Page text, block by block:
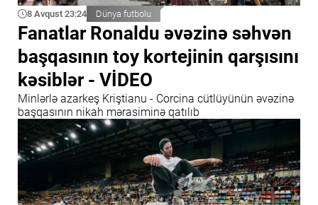
8 Avqust 23:24 Dünya futbolu
Fanatlar Ronaldu əvəzinə səhvən
başqasının toy kortejinin qarşısını
kəsiblər - VİDEO
Minlərlə azarkeş Kriştianu - Corcina cütlüyünün əvəzinə
başqasının nikah mərasiminə qatılıb